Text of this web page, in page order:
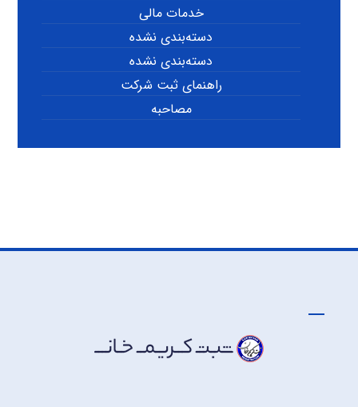
خدمات مالی
دسته‌بندی نشده
دسته‌بندی نشده
راهنمای ثبت شرکت
مصاحبه